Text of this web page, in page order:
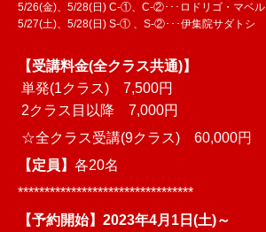
5/26(金)、5/28(日) C-①、C-②･･･ロドリゴ・マベル
5/27(土)、5/28(日) S-① 、S-②･･･伊集院サダトシ
【受講料金(全クラス共通)】
単発(1クラス) 7,500円
2クラス目以降 7,000円
☆全クラス受講(9クラス) 60,000円
【定員】 各20名
*********************************
【予約開始】 2023年4月1日(土)～